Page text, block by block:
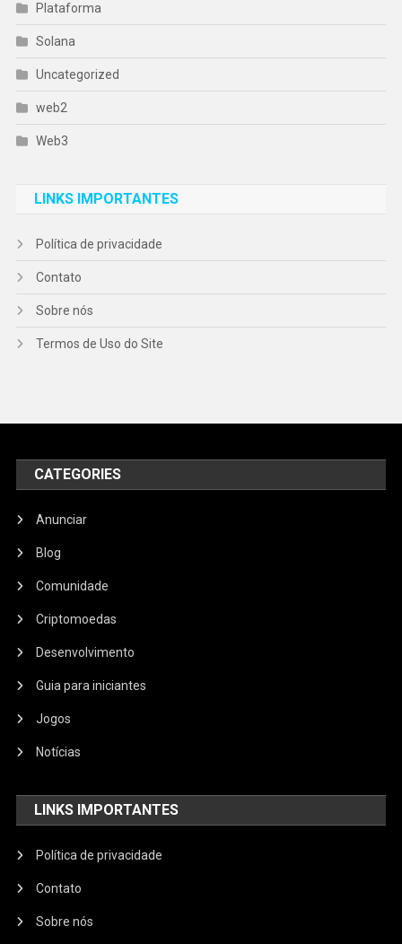
Plataforma
Solana
Uncategorized
web2
Web3
LINKS IMPORTANTES
Política de privacidade
Contato
Sobre nós
Termos de Uso do Site
CATEGORIES
Anunciar
Blog
Comunidade
Criptomoedas
Desenvolvimento
Guia para iniciantes
Jogos
Notícias
LINKS IMPORTANTES
Política de privacidade
Contato
Sobre nós